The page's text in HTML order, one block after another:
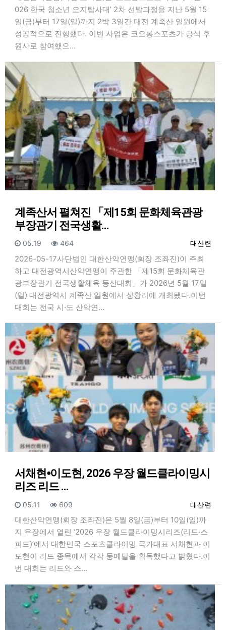
026 한국 청소년 오지탐사대’ 2차 선발과정을 지난 5월 15
일(금)부터 17일(일)까지 2박 3일간 대전 계족산 일원에서
성공적으로 진행했다. 이번 사업은 코오롱스포츠가 공식 후
원사로 참여했으…
계족산서 펼쳐진 「제15회 문화체육관광
부장관기 전국생활…
등록자
대산련
등록일
05.19 조회
464
2026-05-17사단법인 대한산악연맹(회장 조좌진)이 주최
하고 대전광역시산악연맹이 주관한 「제15회 문화체육관
광부장관기 전국생활체육 등산대회」가 2026년 5월 17일
(일) 대전광역시 계족산 일원에서 성황리에 개최됐다.이번
대회는 전국 시·도 산악연…
서채현⦁이도현, 2026 우장 월드클라이밍시
리즈 리드 …
등록자
대산련
등록일
05.11 조회
609
대한산악연맹(회장 조좌진)은 5월 8일(금)부터 10일(일)까
지 우장에서 열린 ‘2026 우장 월드클라이밍시리즈(리드·스
피드)’에서 대한민국 스포츠클라이밍 국가대표 서채현과 이
도현이 리드 종목에서 각각 동메달을 획득했다고 밝혔다.이
번 대회는 리드와 스…